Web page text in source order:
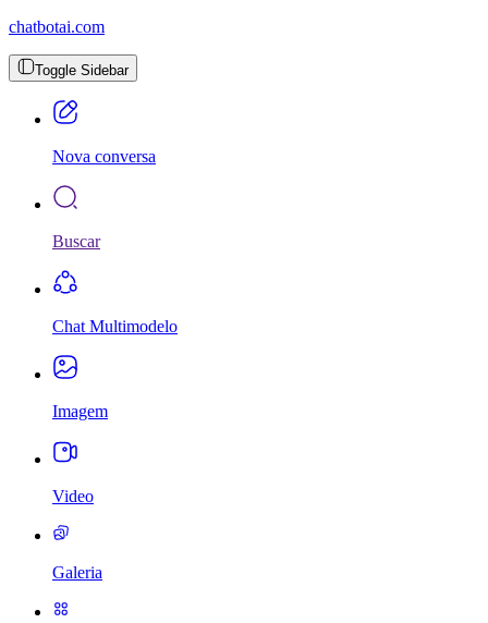
chatbotai.com
Toggle Sidebar
Nova conversa
Buscar
Chat Multimodelo
Imagem
Video
Galeria